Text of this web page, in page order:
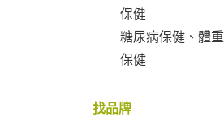
保健
糖尿病保健、體重
保健
找品牌